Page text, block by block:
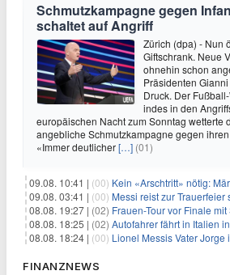
Schmutzkampagne gegen
schaltet auf Angriff
Zürich (dpa) - Nun
Giftschrank. Neue
ohnehin schon
Präsidenten
Druck. Der
indes in den
europäischen Nacht zum Sonntag wetterte
angebliche Schmutzkampagne gegen
«Immer deutlicher[…] (01)
09.08. 10:41 | (00) Kein «Arschtritt» nötig: Märtens
09.08. 03:41 | (00) Messi reist zur Trauerfeier
08.08. 19:27 | (02) Frauen-Tour vor Finale mit
08.08. 18:25 | (02) Autofahrer fährt in Italien
08.08. 18:24 | (00) Lionel Messis Vater Jorge im
FINANZNEWS